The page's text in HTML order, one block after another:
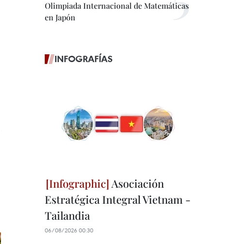
Olimpiada Internacional de Matemáticas
en Japón
INFOGRAFÍAS
Asociación
Estratégica Integral Vietnam -
Tailandia
06/08/2026 00:30